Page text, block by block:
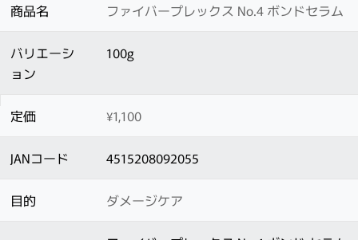
商品名 ファイバープレックス No.4 ボンドセラム
バリエーシ
ョン
100g
定価 ¥1,100
JANコード 4515208092055
目的 ダメージケア